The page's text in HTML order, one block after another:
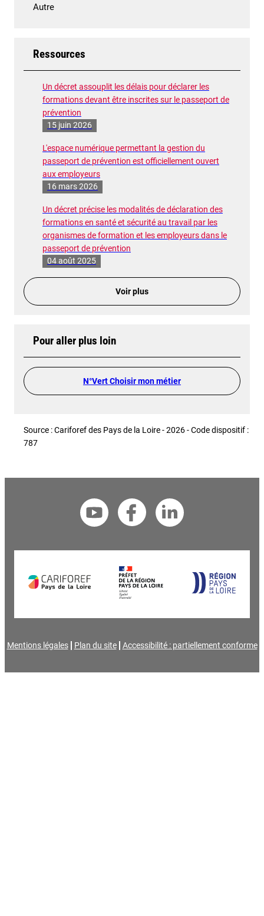
Autre
Ressources
Un décret assouplit les délais pour déclarer les
formations devant être inscrites sur le passeport de
prévention
15 juin 2026
L'espace numérique permettant la gestion du
passeport de prévention est officiellement ouvert
aux employeurs
16 mars 2026
Un décret précise les modalités de déclaration des
formations en santé et sécurité au travail par les
organismes de formation et les employeurs dans le
passeport de prévention
04 août 2025
Voir plus
Pour aller plus loin
N°Vert Choisir mon métier
Source : Cariforef des Pays de la Loire - 2026 - Code dispositif :
787
Mentions légales Plan du site Accessibilité : partiellement conforme